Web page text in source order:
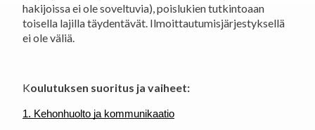
hakijoissa ei ole soveltuvia), poislukien tutkintoaan
toisella lajilla täydentävät. Ilmoittautumisjärjestyksellä
ei ole väliä.
Koulutuksen suoritus ja vaiheet:
1. Kehonhuolto ja kommunikaatio